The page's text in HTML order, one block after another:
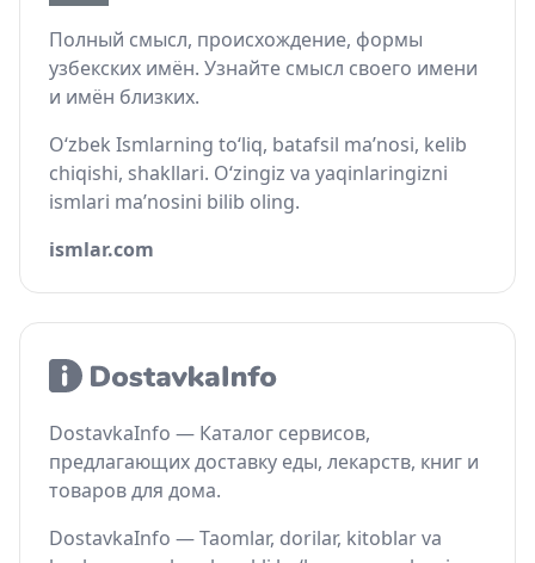
Полный смысл, происхождение, формы
узбекских имён. Узнайте смысл своего имени
и имён близких.
O‘zbek Ismlarning to‘liq, batafsil ma’nosi, kelib
chiqishi, shakllari. O‘zingiz va yaqinlaringizni
ismlari ma’nosini bilib oling.
ismlar.com
DostavkaInfo — Каталог сервисов,
предлагающих доставку еды, лекарств, книг и
товаров для дома.
DostavkaInfo — Taomlar, dorilar, kitoblar va